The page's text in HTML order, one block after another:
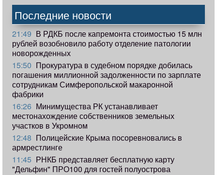
Последние новости
21:49 В РДКБ после капремонта стоимостью 15 млн
рублей возобновило работу отделение патологии
новорожденных
15:50 Прокуратура в судебном порядке добилась
погашения миллионной задолженности по зарплате
сотрудникам Симферопольской макаронной
фабрики
16:26 Минимущества РК устанавливает
местонахождение собственников земельных
участков в Укромном
12:48 Полицейские Крыма посоревновались в
армрестлинге
11:45 РНКБ представляет бесплатную карту
"Дельфин" ПРО100 для гостей полуострова